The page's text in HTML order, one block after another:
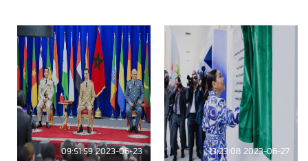
2023-06-27 13:23:08
2023-06-23 09:51:59